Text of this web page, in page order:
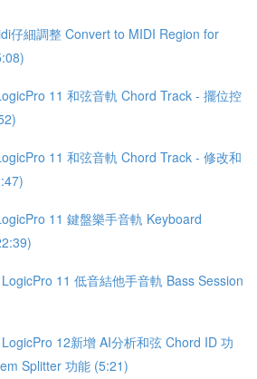
仔細調整 Convert to MIDI Region for
11 和弦音軌 Chord Track - 擺位控
11 和弦音軌 Chord Track - 修改和
11 鍵盤樂手音軌 Keyboard
11 低音結他手音軌 Bass Session
12新增 AI分析和弦 Chord ID 功
Splitter 功能 (5:21)